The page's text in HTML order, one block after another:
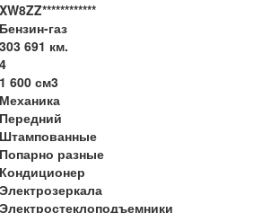
XW8ZZ************
Бензин-газ
303 691 км.
4
1 600 см3
Механика
Передний
Штампованные
Попарно разные
Кондиционер
Электрозеркала
Электростеклоподъемники